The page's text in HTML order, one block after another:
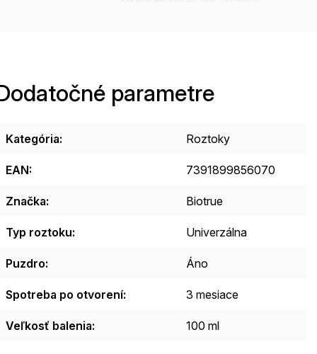
parametre
Kategória: Roztoky
EAN: 7391899856070
Značka: Biotrue
Typ roztoku: Univerzálna
Puzdro: Áno
Spotreba po otvorení: 3 mesiace
Veľkosť balenia: 100 ml